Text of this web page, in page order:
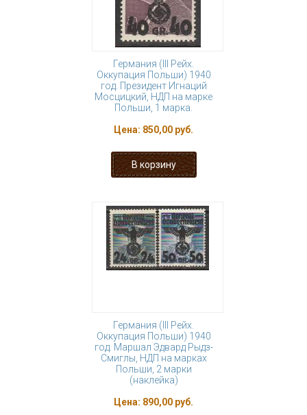
Германия (III Рейх.
Оккупация Польши) 1940
год. Президент Игнаций
Мосцицкий, НДП на марке
Польши, 1 марка.
Цена: 850,00 руб.
Германия (III Рейх.
Оккупация Польши) 1940
год. Маршал Эдвард Рыдз-
Смиглы, НДП на марках
Польши, 2 марки
(наклейка)
Цена: 890,00 руб.